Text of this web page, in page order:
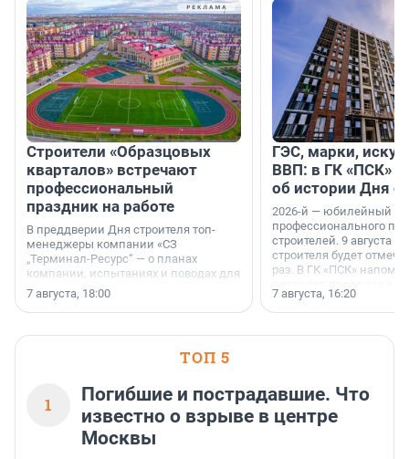
Строители «Образцовых
кварталов» встречают
профессиональный
праздник на работе
В преддверии Дня строителя топ-
менеджеры компании «СЗ
„Терминал-Ресурс“ — о планах
компании, испытаниях и поводах для
осторожного оптимизма.
7 августа, 18:00
ГЭС, марки,
ВВП: в ГК «ПСК»
об истории Дня
2026-й — юбилейный
профессионального
строителей. 9 августа
строителя будет
раз. В ГК «ПСК»
поменялась роль
7 августа, 16:20
ТОП 5
1
Погибшие и пострадавшие. Что
известно о взрыве в центре
Москвы